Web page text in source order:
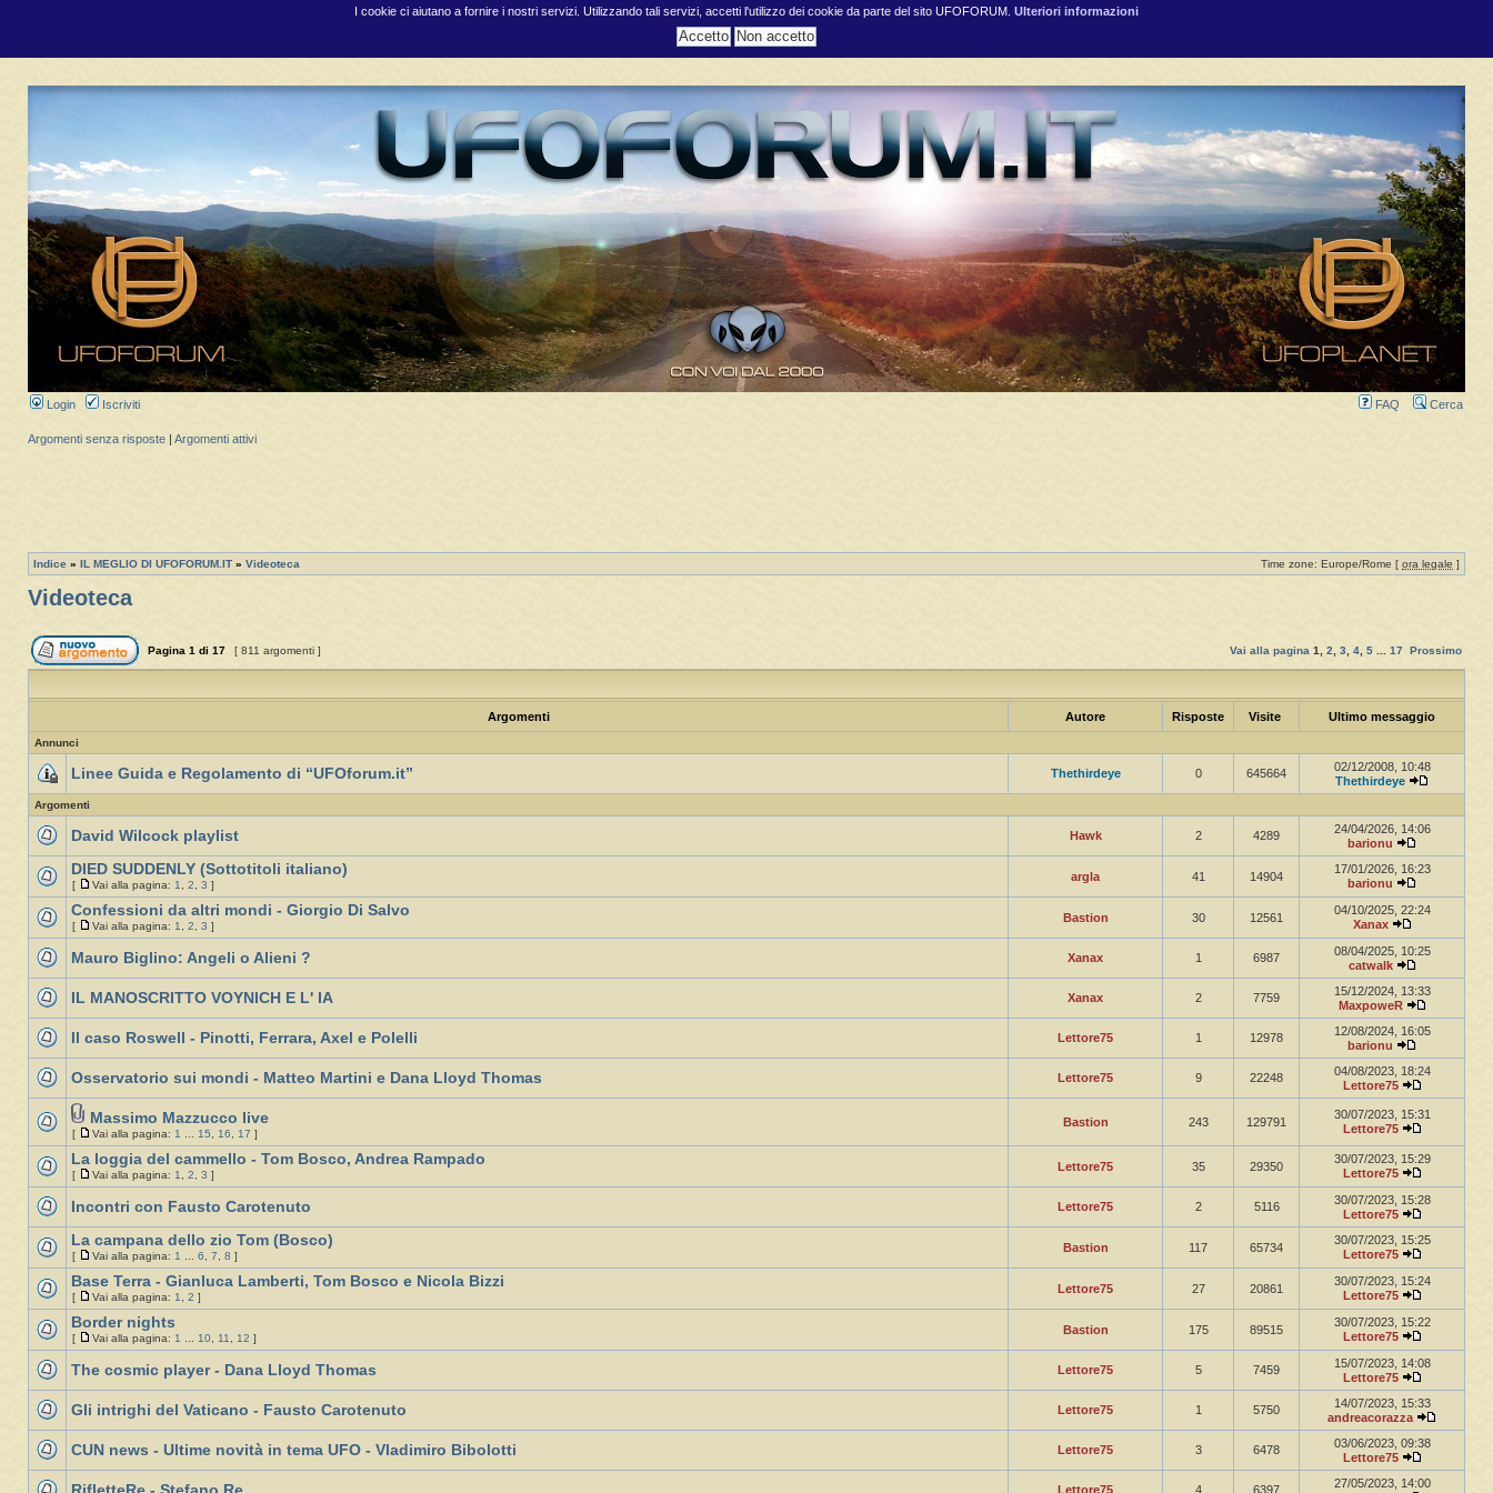
I cookie ci aiutano a fornire i nostri servizi. Utilizzando tali servizi, accetti l'utilizzo dei cookie da parte del sito UFOFORUM. Ulteriori informazioni
Login Iscriviti FAQ Cerca
Argomenti senza risposte Argomenti attivi
Indice » IL MEGLIO DI UFOFORUM.IT » Videoteca Time zone: Europe/Rome [ ora legale ]
Videoteca
Pagina 1 di 17 [ 811 argomenti ] Vai alla pagina 1, 2, 3, 4, 5 ... 17 Prossimo
Argomenti Autore Risposte Visite Ultimo messaggio
Annunci
Linee Guida e Regolamento di “UFOforum.it” Thethirdeye 0 645664
02/12/2008, 10:48
Thethirdeye
Argomenti
David Wilcock playlist Hawk 2 4289
24/04/2026, 14:06
barionu
DIED SUDDENLY (Sottotitoli italiano)
[ Vai alla pagina: 1, 2, 3 ]
argla 41 14904
17/01/2026, 16:23
barionu
Confessioni da altri mondi - Giorgio Di Salvo
[ Vai alla pagina: 1, 2, 3 ]
Bastion 30 12561
04/10/2025, 22:24
Xanax
Mauro Biglino: Angeli o Alieni ? Xanax 1 6987
08/04/2025, 10:25
catwalk
IL MANOSCRITTO VOYNICH E L' IA Xanax 2 7759
15/12/2024, 13:33
MaxpoweR
Il caso Roswell - Pinotti, Ferrara, Axel e Polelli Lettore75 1 12978
12/08/2024, 16:05
barionu
Osservatorio sui mondi - Matteo Martini e Dana Lloyd Thomas Lettore75 9 22248
04/08/2023, 18:24
Lettore75
Massimo Mazzucco live
[ Vai alla pagina: 1 ... 15, 16, 17 ]
Bastion 243 129791
30/07/2023, 15:31
Lettore75
La loggia del cammello - Tom Bosco, Andrea Rampado
[ Vai alla pagina: 1, 2, 3 ]
Lettore75 35 29350
30/07/2023, 15:29
Lettore75
Incontri con Fausto Carotenuto Lettore75 2 5116
30/07/2023, 15:28
Lettore75
La campana dello zio Tom (Bosco)
[ Vai alla pagina: 1 ... 6, 7, 8 ]
Bastion 117 65734
30/07/2023, 15:25
Lettore75
Base Terra - Gianluca Lamberti, Tom Bosco e Nicola Bizzi
[ Vai alla pagina: 1, 2 ]
Lettore75 27 20861
30/07/2023, 15:24
Lettore75
Border nights
[ Vai alla pagina: 1 ... 10, 11, 12 ]
Bastion 175 89515
30/07/2023, 15:22
Lettore75
The cosmic player - Dana Lloyd Thomas Lettore75 5 7459
15/07/2023, 14:08
Lettore75
Gli intrighi del Vaticano - Fausto Carotenuto Lettore75 1 5750
14/07/2023, 15:33
andreacorazza
CUN news - Ultime novità in tema UFO - Vladimiro Bibolotti Lettore75 3 6478
03/06/2023, 09:38
Lettore75
Lettore75 4 6397
27/05/2023, 14:00